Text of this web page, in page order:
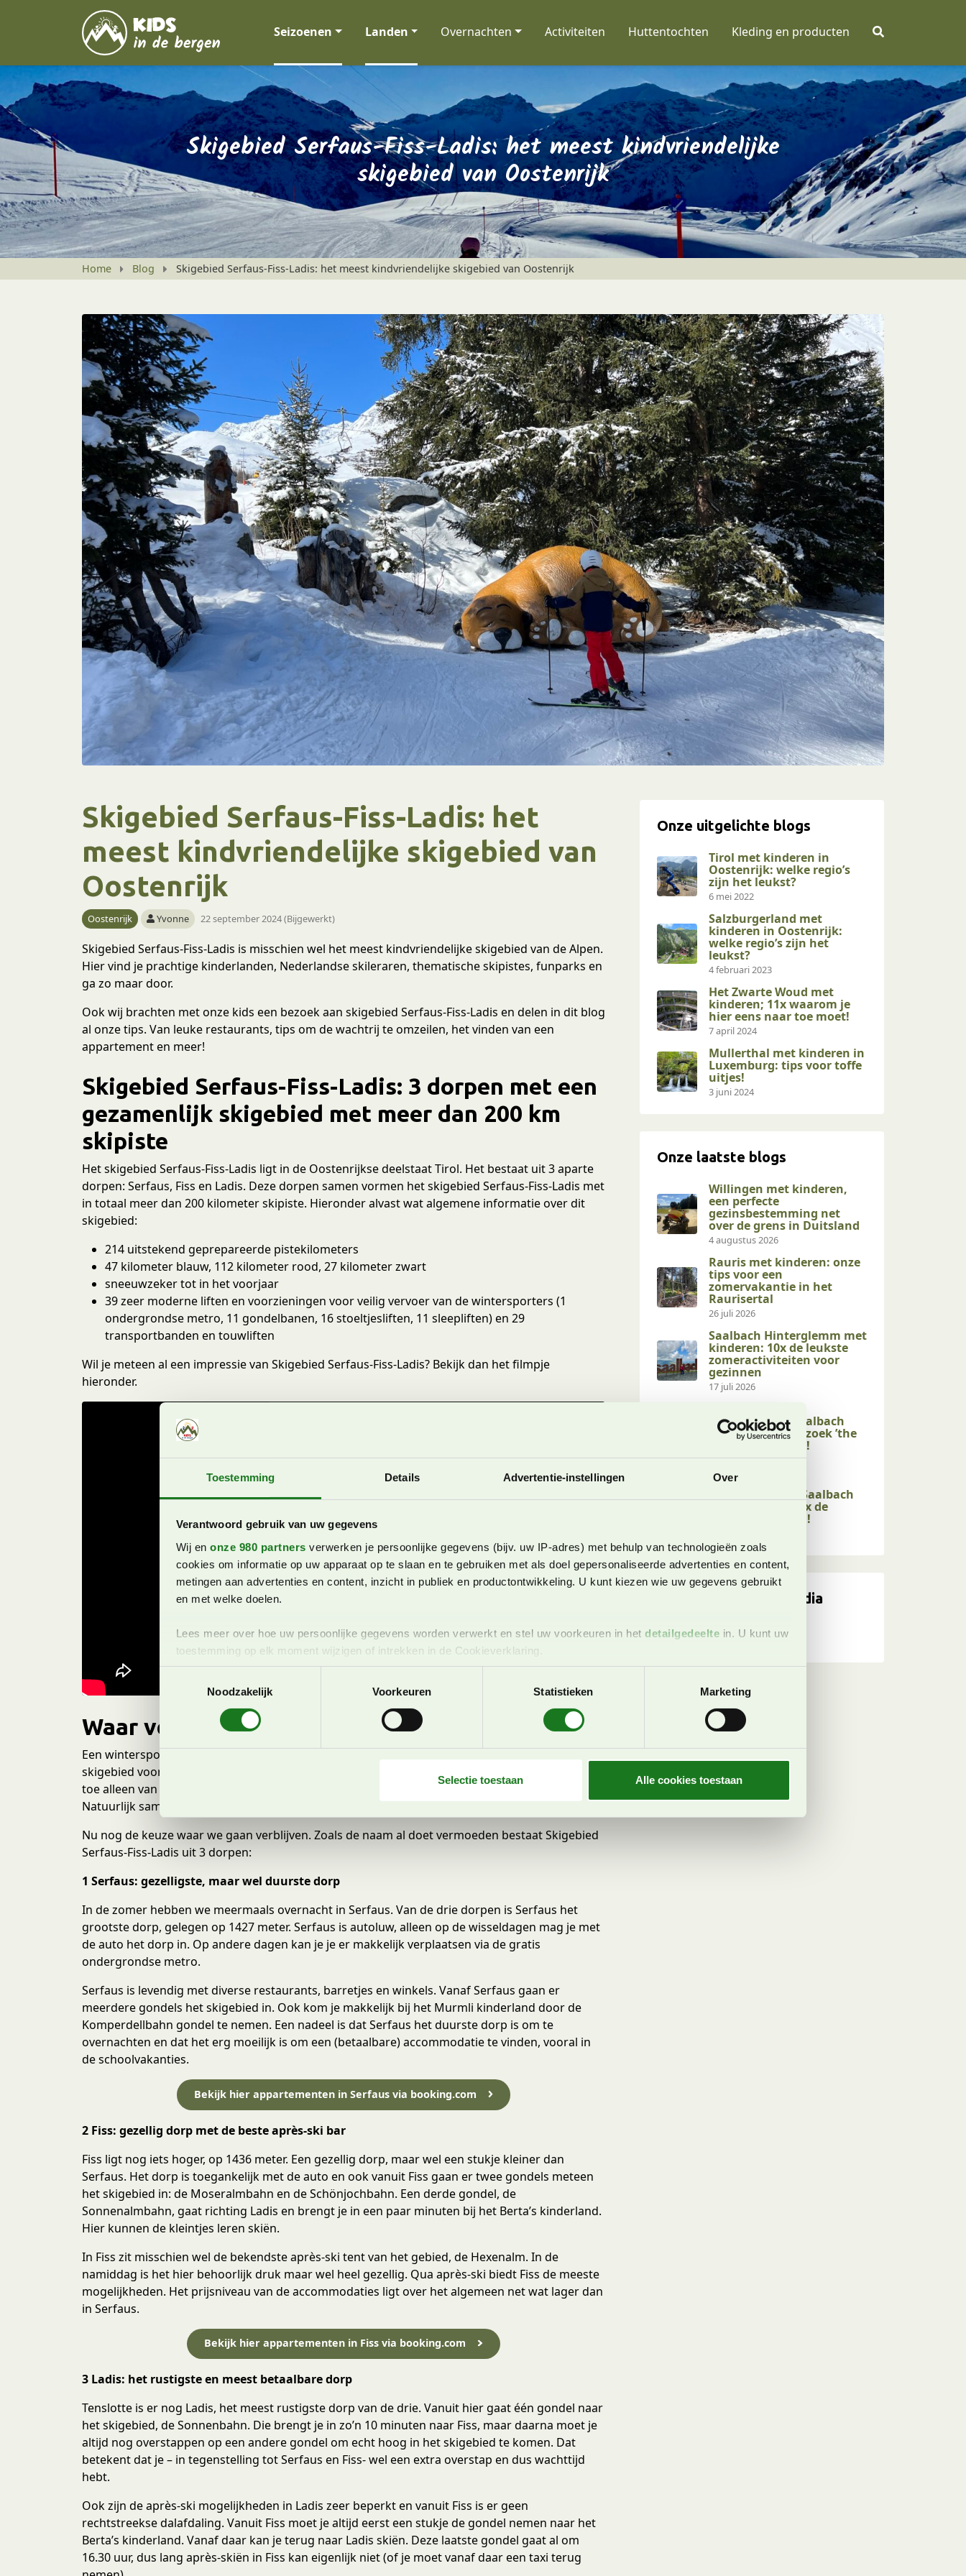
Toestemming Details Advertentie-instellingen Over
Verantwoord gebruik van uw gegevens
Wij en onze 980 partners verwerken je persoonlijke gegevens (bijv. uw IP-adres) met behulp van technologieën zoals
cookies om informatie op uw apparaat op te slaan en te gebruiken met als doel gepersonaliseerde advertenties en content,
metingen aan advertenties en content, inzicht in publiek en productontwikkeling. U kunt kiezen wie uw gegevens gebruikt
en met welke doelen.
Lees meer over hoe uw persoonlijke gegevens worden verwerkt en stel uw voorkeuren in het detailgedeelte in. U kunt uw
toestemming op elk moment wijzigen of intrekken in de Cookieverklaring.
We gebruiken cookies om content en advertenties te personaliseren, om functies voor social media te bieden en om ons
media, adverteren en analyse. Deze partners kunnen deze gegevens combineren met andere informatie die u aan ze heeft
s
e
m
i
s
l
e
c
t
Noodzakelijk Voorkeuren Statistieken Marketing
Selectie toestaan Alle cookies toestaan
Seizoenen Landen Overnachten Activiteiten Huttentochten Kleding en producten
Skigebied Serfaus-Fiss-Ladis: het meest kindvriendelijke
skigebied van Oostenrijk
Home Blog Skigebied Serfaus-Fiss-Ladis: het meest kindvriendelijke skigebied van Oostenrijk
Skigebied Serfaus-Fiss-Ladis: het
meest kindvriendelijke skigebied van
Oostenrijk
Oostenrijk Yvonne 22 september 2024 (Bijgewerkt)
Skigebied Serfaus-Fiss-Ladis is misschien wel het meest kindvriendelijke skigebied van de Alpen.
Hier vind je prachtige kinderlanden, Nederlandse skileraren, thematische skipistes, funparks en
ga zo maar door.
Ook wij brachten met onze kids een bezoek aan skigebied Serfaus-Fiss-Ladis en delen in dit blog
al onze tips. Van leuke restaurants, tips om de wachtrij te omzeilen, het vinden van een
appartement en meer!
Skigebied Serfaus-Fiss-Ladis: 3 dorpen met een
gezamenlijk skigebied met meer dan 200 km
skipiste
Het skigebied Serfaus-Fiss-Ladis ligt in de Oostenrijkse deelstaat Tirol. Het bestaat uit 3 aparte
dorpen: Serfaus, Fiss en Ladis. Deze dorpen samen vormen het skigebied Serfaus-Fiss-Ladis met
in totaal meer dan 200 kilometer skipiste. Hieronder alvast wat algemene informatie over dit
skigebied:
214 uitstekend geprepareerde pistekilometers
47 kilometer blauw, 112 kilometer rood, 27 kilometer zwart
sneeuwzeker tot in het voorjaar
39 zeer moderne liften en voorzieningen voor veilig vervoer van de wintersporters (1
ondergrondse metro, 11 gondelbanen, 16 stoeltjesliften, 11 sleepliften) en 29
transportbanden en touwliften
Wil je meteen al een impressie van Skigebied Serfaus-Fiss-Ladis? Bekijk dan het filmpje
hieronder.
Waar verblijven: Serfaus, Fiss of Ladis?
Een wintersportvakantie in Serfaus-Fiss-Ladis staat al een tijd op ons wensenlijstje. Het zou hét
skigebied voor families moeten zijn. Ik ben heel benieuwd, wij kennen Serfaus-Fiss-Ladis tot nu
toe alleen van de zomer. De keuze is gemaakt, dit keer gaan we er in de winter naar toe.
Natuurlijk samen met onze kids van 8 jaar en 3 jaar oud.
Nu nog de keuze waar we gaan verblijven. Zoals de naam al doet vermoeden bestaat Skigebied
Serfaus-Fiss-Ladis uit 3 dorpen:
1 Serfaus: gezelligste, maar wel duurste dorp
In de zomer hebben we meermaals overnacht in Serfaus. Van de drie dorpen is Serfaus het
grootste dorp, gelegen op 1427 meter. Serfaus is autoluw, alleen op de wisseldagen mag je met
de auto het dorp in. Op andere dagen kan je je er makkelijk verplaatsen via de gratis
ondergrondse metro.
Serfaus is levendig met diverse restaurants, barretjes en winkels. Vanaf Serfaus gaan er
meerdere gondels het skigebied in. Ook kom je makkelijk bij het Murmli kinderland door de
Komperdellbahn gondel te nemen. Een nadeel is dat Serfaus het duurste dorp is om te
overnachten en dat het erg moeilijk is om een (betaalbare) accommodatie te vinden, vooral in
de schoolvakanties.
Bekijk hier appartementen in Serfaus via booking.com
2 Fiss: gezellig dorp met de besteaprès-ski bar
Fiss ligt nog iets hoger, op 1436 meter. Een gezellig dorp, maar wel een stukje kleiner dan
Serfaus. Het dorp is toegankelijk met de auto en ook vanuit Fiss gaan er twee gondels meteen
het skigebied in: de Moseralmbahn en de Schönjochbahn. Een derde gondel, de
Sonnenalmbahn, gaat richting Ladis en brengt je in een paar minuten bij het Berta’s kinderland.
Hier kunnen de kleintjes leren skiën.
In Fiss zit misschien wel de bekendste après-ski tent van het gebied, de Hexenalm. In de
namiddag is het hier behoorlijk druk maar wel heel gezellig. Qua après-ski biedt Fiss de meeste
mogelijkheden. Het prijsniveau van de accommodaties ligt over het algemeen net wat lager dan
in Serfaus.
Bekijk hier appartementen in Fiss via booking.com
3 Ladis: het rustigste en meest betaalbare dorp
Tenslotte is er nog Ladis, het meest rustigste dorp van de drie. Vanuit hier gaat één gondel naar
het skigebied, de Sonnenbahn. Die brengt je in zo’n 10 minuten naar Fiss, maar daarna moet je
altijd nog overstappen op een andere gondel om echt hoog in het skigebied te komen. Dat
betekent dat je – in tegenstelling tot Serfaus en Fiss- wel een extra overstap en dus wachttijd
hebt.
Ook zijn de après-ski mogelijkheden in Ladis zeer beperkt en vanuit Fiss is er geen
rechtstreekse dalafdaling. Vanuit Fiss moet je altijd eerst een stukje de gondel nemen naar het
Berta’s kinderland. Vanaf daar kan je terug naar Ladis skiën. Deze laatste gondel gaat al om
16.30 uur, dus lang après-skiën in Fiss kan eigenlijk niet (of je moet vanaf daar een taxi terug
Onze uitgelichte blogs
Tirol met kinderen in
Oostenrijk: welke regio’s
zijn het leukst?
6 mei 2022
Salzburgerland met
kinderen in Oostenrijk:
welke regio’s zijn het
leukst?
4 februari 2023
Het Zwarte Woud met
kinderen; 11x waarom je
hier eens naar toe moet!
7 april 2024
Mullerthal met kinderen in
Luxemburg: tips voor toffe
uitjes!
3 juni 2024
Onze laatste blogs
Willingen met kinderen,
een perfecte
gezinsbestemming net
over de grens in Duitsland
4 augustus 2026
Rauris met kinderen: onze
tips voor een
zomervakantie in het
Raurisertal
26 juli 2026
Saalbach Hinterglemm met
kinderen: 10x de leukste
zomeractiviteiten voor
gezinnen
17 juli 2026
activiteiten in Saalbach
Hinterglemm: bezoek ’the
end of the valley’!
17 juli 2026
Kindvriendelijke
wandelingen in Saalbach
Hinterglemm: 10x de
leukste op een rij!
Volg ons op social media